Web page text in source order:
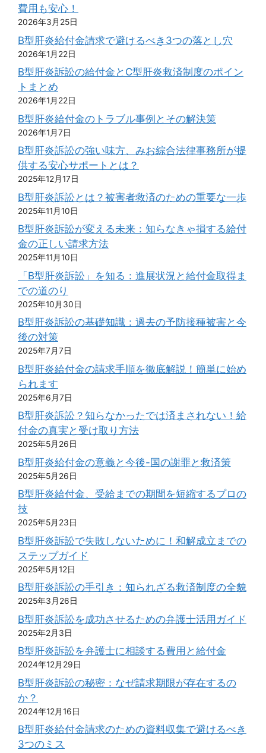
費用も安心！
2026年3月25日
B型肝炎給付金請求で避けるべき3つの落とし穴
2026年1月22日
B型肝炎訴訟の給付金とC型肝炎救済制度のポイン
トまとめ
2026年1月22日
B型肝炎給付金のトラブル事例とその解決策
2026年1月7日
B型肝炎訴訟の強い味方、みお綜合法律事務所が提
供する安心サポートとは？
2025年12月17日
B型肝炎訴訟とは？被害者救済のための重要な一歩
2025年11月10日
B型肝炎訴訟が変える未来：知らなきゃ損する給付
金の正しい請求方法
2025年11月10日
「B型肝炎訴訟」を知る：進展状況と給付金取得ま
での道のり
2025年10月30日
B型肝炎訴訟の基礎知識：過去の予防接種被害と今
後の対策
2025年7月7日
B型肝炎給付金の請求手順を徹底解説！簡単に始め
られます
2025年6月7日
B型肝炎訴訟？知らなかったでは済まされない！給
付金の真実と受け取り方法
2025年5月26日
B型肝炎給付金の意義と今後-国の謝罪と救済策
2025年5月26日
B型肝炎給付金、受給までの期間を短縮するプロの
技
2025年5月23日
B型肝炎訴訟で失敗しないために！和解成立までの
ステップガイド
2025年5月12日
B型肝炎訴訟の手引き：知られざる救済制度の全貌
2025年3月26日
B型肝炎訴訟を成功させるための弁護士活用ガイド
2025年2月3日
B型肝炎訴訟を弁護士に相談する費用と給付金
2024年12月29日
B型肝炎訴訟の秘密：なぜ請求期限が存在するの
か？
2024年12月16日
B型肝炎給付金請求のための資料収集で避けるべき
3つのミス